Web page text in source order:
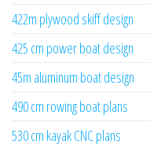
422m plywood skiff design
425 cm power boat design
45m aluminum boat design
490 cm rowing boat plans
530 cm kayak CNC plans